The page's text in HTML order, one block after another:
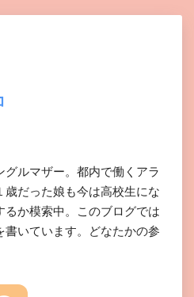
ルマザー。都内で働くアラ
歳だった娘も今は高校生にな
るか模索中。このブログでは
書いています。どなたかの参